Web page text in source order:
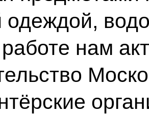
одеждой,
нам